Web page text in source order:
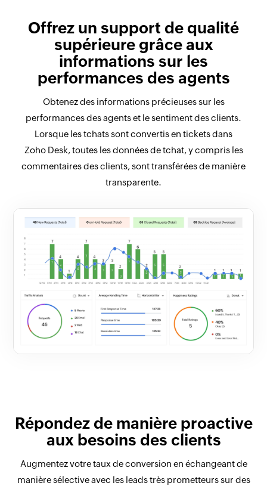
Offrez un support de qualité
supérieure grâce aux
informations sur les
performances des agents
Obtenez des informations précieuses sur les
performances des agents et le sentiment des clients.
Lorsque les tchats sont convertis en tickets dans
Zoho Desk, toutes les données de tchat, y compris les
commentaires des clients, sont transférées de manière
transparente.
Répondez de manière proactive
aux besoins des clients
Augmentez votre taux de conversion en échangeant de
manière sélective avec les leads très prometteurs sur des